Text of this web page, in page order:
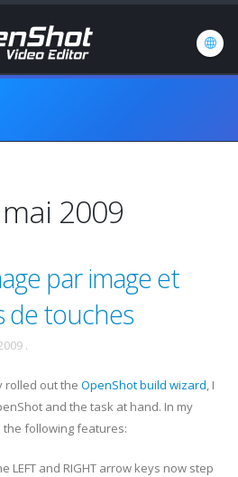
2009
par image et
de touches
.
rolled out the OpenShot build wizard, I
and the task at hand. In my
the following features:
LEFT and RIGHT arrow keys now step